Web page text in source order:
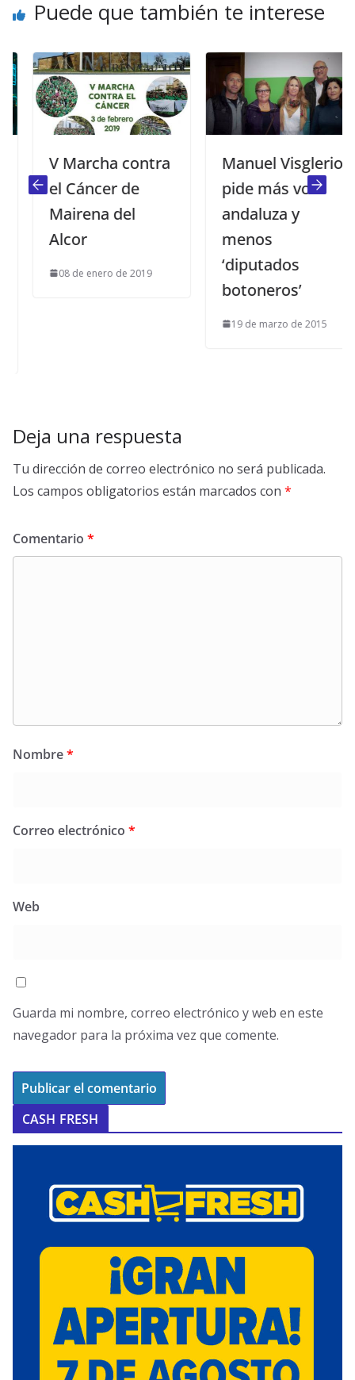
Puede que también te interese
V Marcha contra
el Cáncer de
Mairena del
Alcor
08 de enero de 2019
Manuel Visglerio
pide más voz
andaluza y
menos
‘diputados
botoneros’
19 de marzo de 2015
Deja una respuesta
Tu dirección de correo electrónico no será publicada.
Los campos obligatorios están marcados con *
Comentario *
Nombre*
Correo electrónico *
Web
Guarda mi nombre, correo electrónico y web en este
navegador para la próxima vez que comente.
CASH FRESH